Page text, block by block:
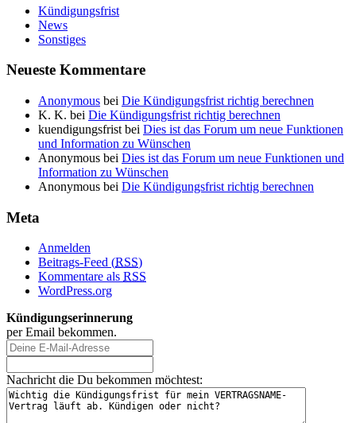
Kündigungsfrist
News
Sonstiges
Neueste Kommentare
Anonymous bei Die Kündigungsfrist richtig berechnen
K. K. bei Die Kündigungsfrist richtig berechnen
kuendigungsfrist bei Dies ist das Forum um neue Funktionen
und Information zu Wünschen
Anonymous bei Dies ist das Forum um neue Funktionen und
Information zu Wünschen
Anonymous bei Die Kündigungsfrist richtig berechnen
Meta
Anmelden
Beitrags-Feed (RSS)
Kommentare als RSS
WordPress.org
Kündigungserinnerung
per Email bekommen.
Nachricht die Du bekommen möchtest: